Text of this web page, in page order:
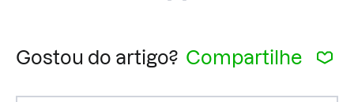
Gostou do artigo? Compartilhe